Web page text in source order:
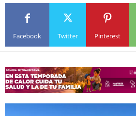
Facebook Twitter Pinterest